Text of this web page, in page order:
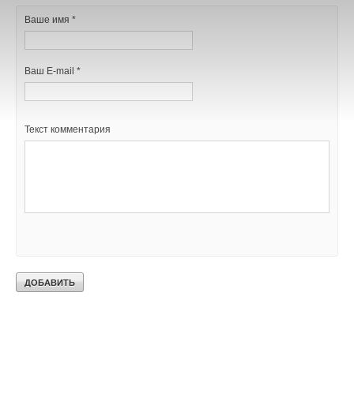
Ваше имя *
Ваш E-mail *
Текст комментария